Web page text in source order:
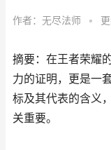
作者： 无尽法师 •
摘要：在王者荣耀
力的证明，更是一
标及其代表的含义
关重要。